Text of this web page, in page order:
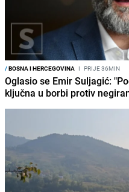
/BOSNA I HERCEGOVINA I PRIJE 36MIN
Oglasio se Emir Suljagić:
ključna u borbi protiv